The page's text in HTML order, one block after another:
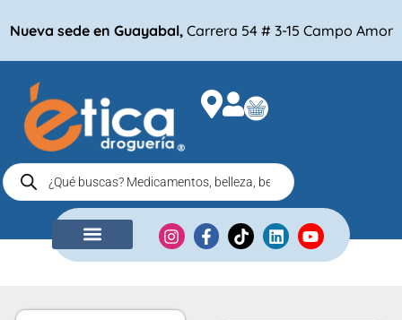
Nueva sede en Guayabal, Carrera 54 # 3-15 Campo Amor